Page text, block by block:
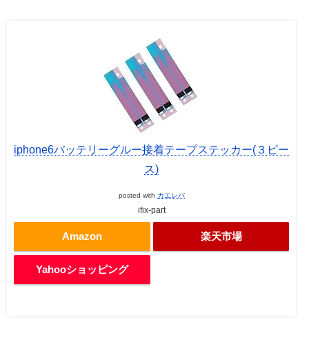
iphone6バッテリーグルー接着テープステッカー(３ピー
ス)
posted with カエレバ
ifix-part
Amazon 楽天市場
Yahooショッピング